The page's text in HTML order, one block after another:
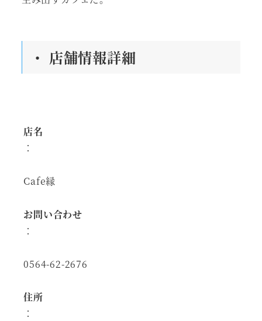
・ 店舗情報詳細
店名
：
Cafe縁
お問い合わせ
：
0564-62-2676
住所
：